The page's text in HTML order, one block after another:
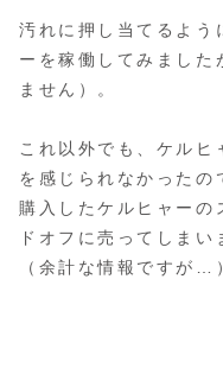
汚れに押し当てるよう
ーを稼働してみました
ません）。
これ以外でも、ケルヒ
を感じられなかった
購入したケルヒャーの
ドオフに売ってしま
（余計な情報ですが…